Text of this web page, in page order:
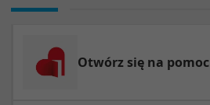
Otwórz się na pomoc